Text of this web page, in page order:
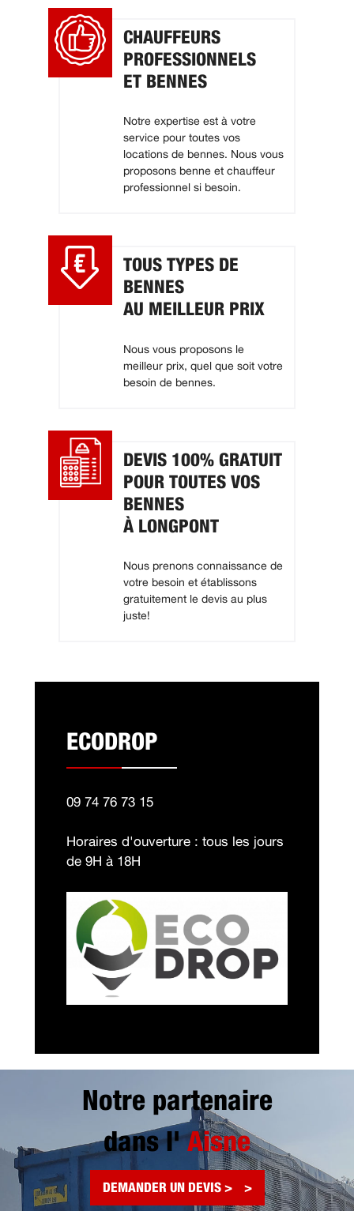
CHAUFFEURS
PROFESSIONNELS
ET BENNES
Notre expertise est à votre
service pour toutes vos
locations de bennes. Nous vous
proposons benne et chauffeur
professionnel si besoin.
TOUS TYPES DE
BENNES
AU MEILLEUR PRIX
Nous vous proposons le
meilleur prix, quel que soit votre
besoin de bennes.
DEVIS 100% GRATUIT
POUR TOUTES VOS
BENNES
À LONGPONT
Nous prenons connaissance de
votre besoin et établissons
gratuitement le devis au plus
juste!
ECODROP
09 74 76 73 15
Horaires d'ouverture : tous les jours
de 9H à 18H
Notre partenaire
dans l'Aisne
DEMANDER UN DEVIS >